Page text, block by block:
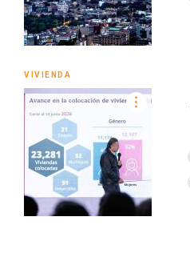
VIVIENDA